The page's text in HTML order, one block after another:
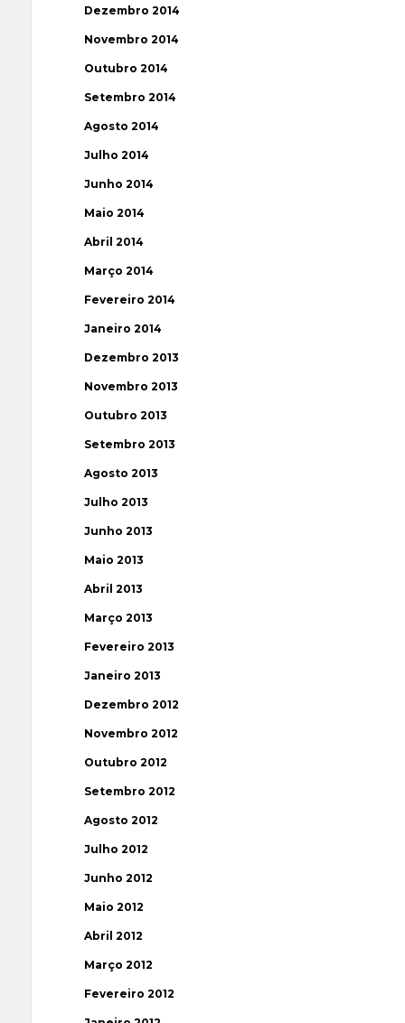
Dezembro 2014
Novembro 2014
Outubro 2014
Setembro 2014
Agosto 2014
Julho 2014
Junho 2014
Maio 2014
Abril 2014
Março 2014
Fevereiro 2014
Janeiro 2014
Dezembro 2013
Novembro 2013
Outubro 2013
Setembro 2013
Agosto 2013
Julho 2013
Junho 2013
Maio 2013
Abril 2013
Março 2013
Fevereiro 2013
Janeiro 2013
Dezembro 2012
Novembro 2012
Outubro 2012
Setembro 2012
Agosto 2012
Julho 2012
Junho 2012
Maio 2012
Abril 2012
Março 2012
Fevereiro 2012